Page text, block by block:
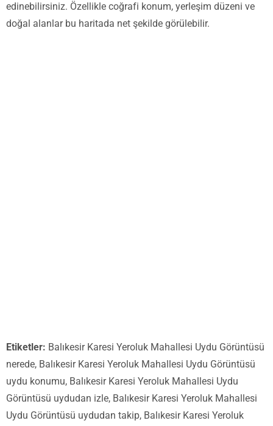
edinebilirsiniz. Özellikle coğrafi konum, yerleşim düzeni ve
doğal alanlar bu haritada net şekilde görülebilir.
Etiketler: Balıkesir Karesi Yeroluk Mahallesi Uydu Görüntüsü
nerede, Balıkesir Karesi Yeroluk Mahallesi Uydu Görüntüsü
uydu konumu, Balıkesir Karesi Yeroluk Mahallesi Uydu
Görüntüsü uydudan izle, Balıkesir Karesi Yeroluk Mahallesi
Uydu Görüntüsü uydudan takip, Balıkesir Karesi Yeroluk